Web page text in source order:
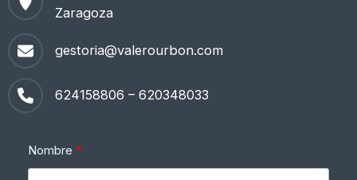
Zaragoza
gestoria@valerourbon.com
624158806 – 620348033
Nombre